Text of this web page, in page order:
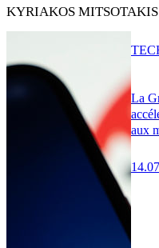
KYRIAKOS MITSOTAKIS
La
aux